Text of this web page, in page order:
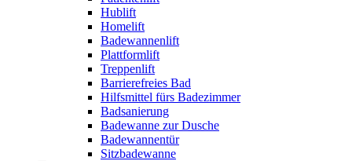
Hublift
Homelift
Badewannenlift
Plattformlift
Treppenlift
Barrierefreies Bad
Hilfsmittel fürs Badezimmer
Badsanierung
Badewanne zur Dusche
Badewannentür
Sitzbadewanne